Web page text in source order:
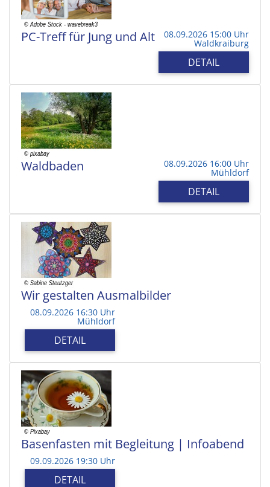
PC-Treff für Jung und Alt 08.09.2026 15:00 Uhr
Waldkraiburg
DETAIL
Waldbaden 08.09.2026 16:00 Uhr
Mühldorf
DETAIL
Wir gestalten Ausmalbilder
08.09.2026 16:30 Uhr
Mühldorf
DETAIL
Basenfasten mit Begleitung | Infoabend
09.09.2026 19:30 Uhr
DETAIL